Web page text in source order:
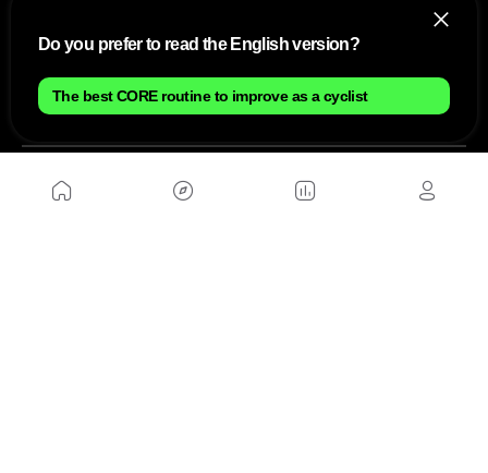
Contact
Do you prefer to read the English version?
The best CORE routine to improve as a cyclist